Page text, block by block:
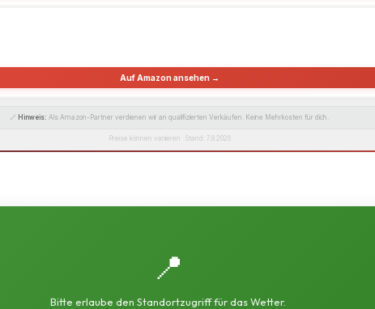
Auf Amazon ansehen →
🔗 Hinweis: Als Amazon-Partner verdienen wir an qualifizierten Verkäufen. Keine Mehrkosten für dich.
Preise können variieren · Stand: 7.8.2026
📍
Bitte erlaube den Standortzugriff für das Wetter.